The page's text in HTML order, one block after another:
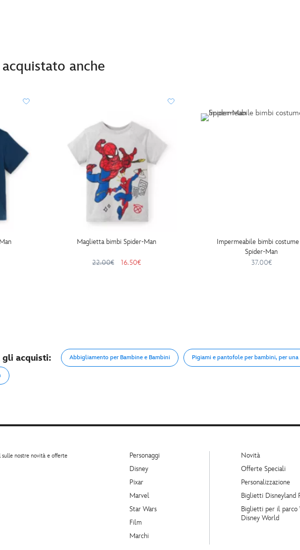
anche
Maglietta bimbi Spider-Man
22.00€ 16.50€
Impermeabile bimbi
Spider-Man
37.00€
gli acquisti: Abbigliamento per Bambine e Bambini Pigiami e pantofole per bambini, per
nostre novità e offerte
Personaggi
Disney
Pixar
Marvel
Star Wars
Film
Marchi
Novità
Offerte Speciali
Personalizzazione
Biglietti Disneyland
Biglietti per il parco
Disney World